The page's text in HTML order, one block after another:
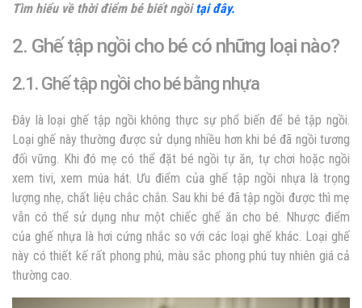
Tìm hiểu về thời điểm bé biết ngồitại đây.
2. Ghế tập ngồi cho bé có những loại nào?
2.1. Ghế tập ngồi cho bé bằng nhựa
Đây là loại ghế tập ngồi không thực sự phổ biến để bé tập ngồi.
Loại ghế này thường được sử dụng nhiều hơn khi bé đã ngồi tương
đối vững. Khi đó mẹ có thể đặt bé ngồi tự ăn, tự chơi hoặc ngồi
xem tivi, xem múa hát. Ưu điểm của ghế tập ngồi nhựa là trọng
lượng nhẹ, chất liệu chắc chắn. Sau khi bé đã tập ngồi được thì mẹ
vẫn có thể sử dụng như một chiếc ghế ăn cho bé. Nhược điểm
của ghế nhựa là hơi cứng nhắc so với các loại ghế khác. Loại ghế
này có thiết kế rất phong phú, màu sắc phong phú tuy nhiên giá cả
thường cao.